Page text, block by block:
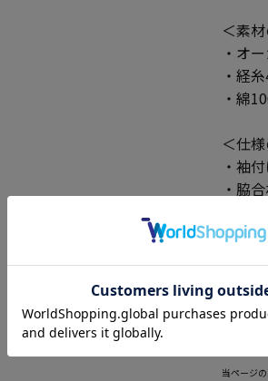
＜素
・オ
・経
・綿
＜仕
・袖
・脇
・脇
・イ
・脇
・出っ
当ページ